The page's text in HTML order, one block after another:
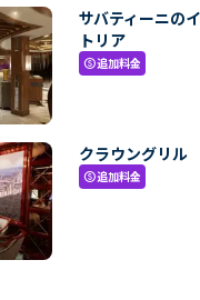
サバティーニの
トリア
paid追加料金
クラウングリル
paid追加料金